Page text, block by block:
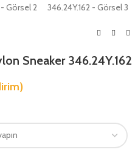
Sneaker 346.24Y.162